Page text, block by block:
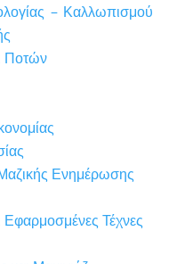
– Καλλωπισμού
Ποτών
Ενημέρωσης
Εφαρμοσμένες Τέχνες